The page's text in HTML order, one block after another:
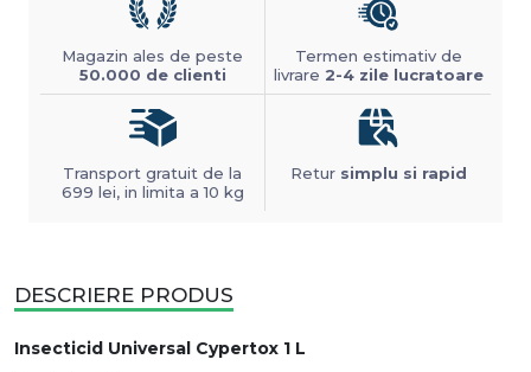
Magazin ales de peste
50.000 de clienti
Termen estimativ de
livrare 2-4 zile lucratoare
Transport gratuit de la
699 lei, in limita a 10 kg
Retur simplu si rapid
DESCRIERE PRODUS
Insecticid Universal Cypertox 1 L